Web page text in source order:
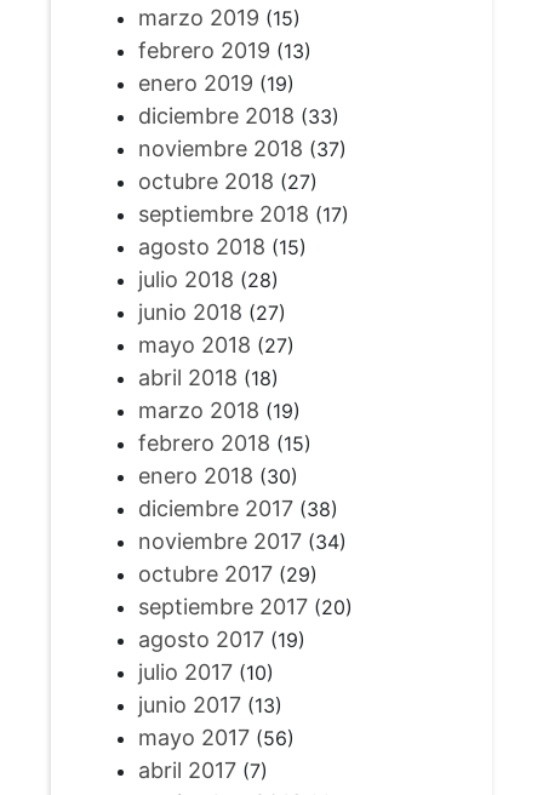
marzo 2019 (15)
febrero 2019 (13)
enero 2019 (19)
diciembre 2018 (33)
noviembre 2018 (37)
octubre 2018 (27)
septiembre 2018 (17)
agosto 2018 (15)
julio 2018 (28)
junio 2018 (27)
mayo 2018 (27)
abril 2018 (18)
marzo 2018 (19)
febrero 2018 (15)
enero 2018 (30)
diciembre 2017(38)
noviembre 2017(34)
octubre 2017(29)
septiembre 2017(20)
agosto 2017(19)
julio 2017(10)
junio 2017(13)
mayo 2017(56)
abril 2017(7)